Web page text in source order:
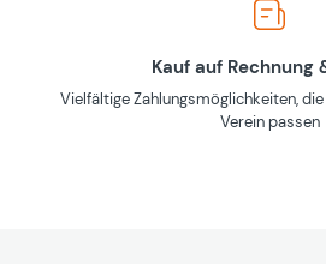
Kauf auf Rechnung
Vielfältige Zahlungsmöglichkeiten,
Verein passen